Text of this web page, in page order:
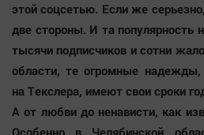
этой соцсетью. Если же
две стороны. И та популярность
тысячи подписчиков и сотни
области, те огромные
на Текслера, имеют свои сроки
А от любви до ненависти, как